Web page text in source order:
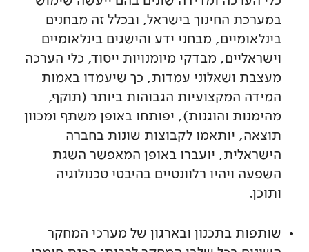
במערכת החינוך בישראל, ובכלל זה מבחנים
בינלאומיים, מבחני ידע והישגים בינלאומיים
וישראליים, מבדקי מיומנויות ייסוד, כלי הערכה
מעצבת ושאלוני עמדות, כך שיעמדו באמות
המידה המקצועיות הגבוהות ביותר (תוקף,
מהימנות והוגנות), יפותחו באופן משתף ומכוון
תוצאה, יותאמו לקבוצות שונות בחברה
הישראלית, יועברו באופן המאפשר השגת
השפעה ויהיו רלוונטיים בהיבטי טכנולוגיה
ותוכן.
שותפות בתכנון ובארגון של מערכי המחקר